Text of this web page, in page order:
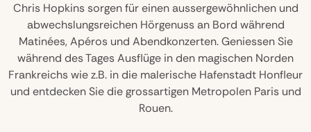
Chris Hopkins sorgen für einen aussergewöhnlichen und
abwechslungsreichen Hörgenuss an Bord während
Matinées, Apéros und Abendkonzerten. Geniessen Sie
während des Tages Ausflüge in den magischen Norden
Frankreichs wie z.B. in die malerische Hafenstadt Honfleur
und entdecken Sie die grossartigen Metropolen Paris und
Rouen.